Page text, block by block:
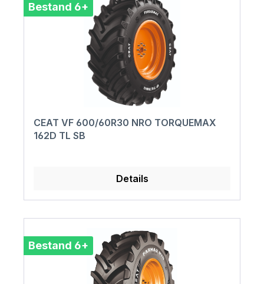
Bestand 6+
CEAT VF 600/60R30 NRO TORQUEMAX
162D TL SB
Details
Bestand 6+